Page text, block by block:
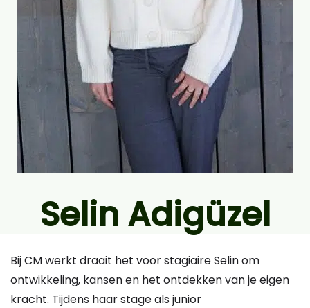
Selin Adigüzel
Bij CM werkt draait het voor stagiaire Selin om
ontwikkeling, kansen en het ontdekken van je eigen
kracht. Tijdens haar stage als junior